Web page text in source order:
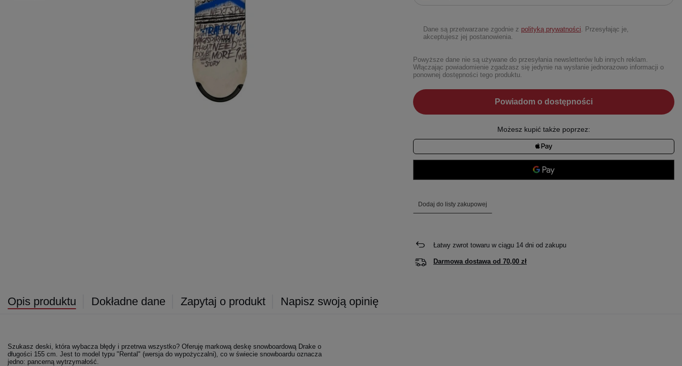
Dane są przetwarzane zgodnie z polityką prywatności. Przesyłając je,
akceptujesz jej postanowienia.
Powyższe dane nie są używane do przesyłania newsletterów lub innych reklam.
Włączając powiadomienie zgadzasz się jedynie na wysłanie jednorazowo informacji o
ponownej dostępności tego produktu.
Powiadom o dostępności
Możesz kupić także poprzez:
Dodaj do listy zakupowej
Łatwy zwrot towaru w ciągu 14dni od zakupu
Darmowa dostawa od 70,00 zł
Opis produktu Dokładne dane Zapytaj o produkt Napisz swoją opinię
Szukasz deski, która wybacza błędy i przetrwa wszystko? Oferuję markową deskę snowboardową Drake o
długości 155 cm. Jest to model typu "Rental" (wersja do wypożyczalni), co w świecie snowboardu oznacza
jedno: pancerną wytrzymałość.